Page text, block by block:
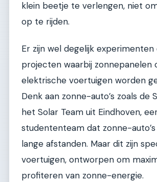
klein beetje te verlengen, niet
op te rijden.
Er zijn wel degelijk experimenten
projecten waarbij zonnepanelen
elektrische voertuigen worden
Denk aan zonne-auto’s zoals de
het Solar Team uit Eindhoven,
studententeam dat zonne-
lange afstanden. Maar dit zijn
voertuigen, ontworpen om
profiteren van zonne-energie.